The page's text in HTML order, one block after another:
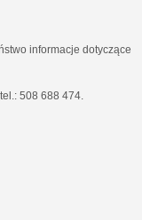
informacje dotyczące
508 688 474.